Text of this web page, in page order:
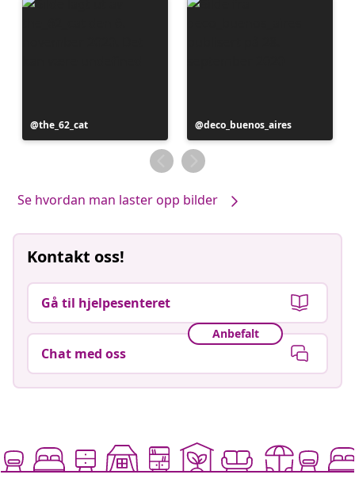
Innlegg
publisert
the_62_cat
Innlegg
publisert
av
deco_buenos_aires
Se hvordan man laster opp bilder
Kontakt oss!
Gå til hjelpesenteret
Anbefalt
Chat med oss